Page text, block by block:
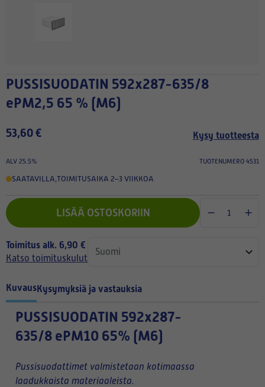
PUSSISUODATIN 592x287-635/8
ePM2,5 65 % (M6)
53,60 € Kysy tuotteesta
ALV 25.5% TUOTENUMERO 4531
SAATAVILLA,TOIMITUSAIKA 2–3 VIIKKOA
LISÄÄ OSTOSKORIIN
Toimitus alk. 6,90 €
Katso toimituskulut
KuvausKysymyksiä ja vastauksia
PUSSISUODATIN 592x287-
635/8 ePM10 65% (M6)
Pussisuodattimet valmistetaan kotimaassa
laadukkaista materiaaleista.